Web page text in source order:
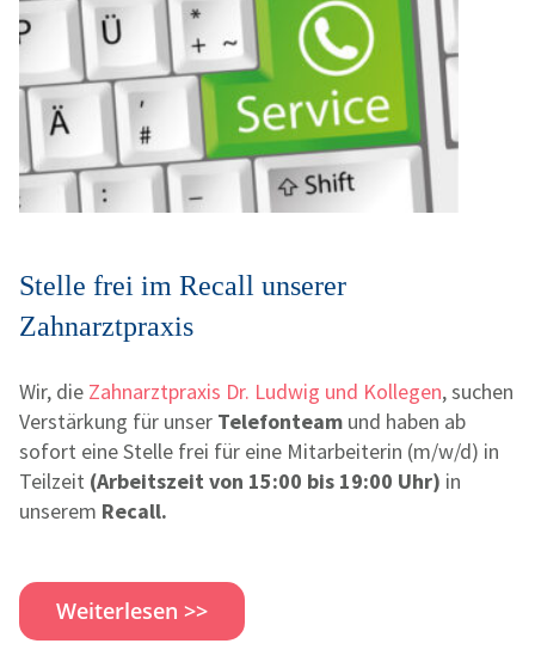
Stelle frei im Recall unserer
Zahnarztpraxis
Wir, die Zahnarztpraxis Dr. Ludwig und Kollegen, suchen
Verstärkung für unser Telefonteam und haben ab
sofort eine Stelle frei für eine Mitarbeiterin (m/w/d) in
Teilzeit (Arbeitszeit von 15:00 bis 19:00 Uhr) in
unserem Recall.
Weiterlesen >>